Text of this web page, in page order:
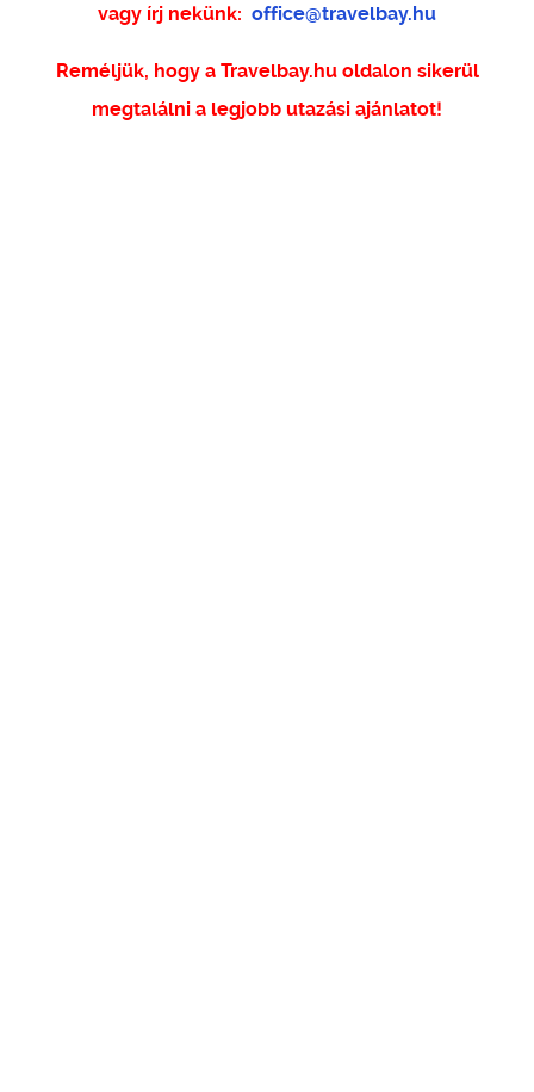
vagy írj nekünk: office@travelbay.hu
Reméljük, hogy a Travelbay.hu oldalon sikerül
megtalálni a legjobb utazási ajánlatot!